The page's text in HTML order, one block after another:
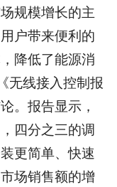
规模增长的主
户带来便利的
降低了能源消
无线接入控制报
。报告显示，
四分之三的调
更简单、快速
场销售额的增